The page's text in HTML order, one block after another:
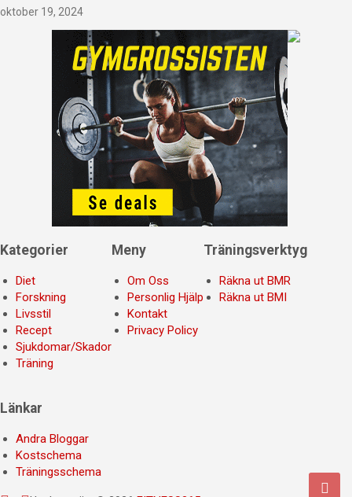
oktober 19, 2024
Kategorier
Diet
Forskning
Livsstil
Recept
Sjukdomar/Skador
Träning
Meny
Om Oss
Personlig Hjälp
Kontakt
Privacy Policy
Träningsverktyg
Räkna ut BMR
Räkna ut BMI
Länkar
Andra Bloggar
Kostschema
Träningsschema